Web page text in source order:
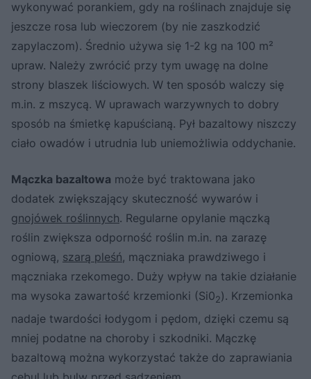
wykonywać porankiem, gdy na roślinach znajduje się
jeszcze rosa lub wieczorem (by nie zaszkodzić
zapylaczom). Średnio używa się 1-2 kg na 100 m²
upraw. Należy zwrócić przy tym uwagę na dolne
strony blaszek liściowych. W ten sposób walczy się
m.in. z mszycą. W uprawach warzywnych to dobry
sposób na śmietkę kapuścianą. Pył bazaltowy niszczy
ciało owadów i utrudnia lub uniemożliwia oddychanie.
Mączka bazaltowa może być traktowana jako
dodatek zwiększający skuteczność wywarów i
gnojówek roślinnych. Regularne opylanie mączką
roślin zwiększa odporność roślin m.in. na zarazę
ogniową, szarą pleśń, mączniaka prawdziwego i
mączniaka rzekomego. Duży wpływ na takie działanie
ma wysoka zawartość krzemionki (Si02). Krzemionka
nadaje twardości łodygom i pędom, dzięki czemu są
mniej podatne na choroby i szkodniki. Mączkę
bazaltową można wykorzystać także do zaprawiania